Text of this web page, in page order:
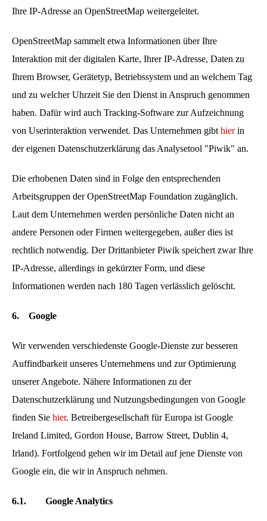
Ihre IP-Adresse an OpenStreetMap weitergeleitet.
OpenStreetMap sammelt etwa Informationen über Ihre
Interaktion mit der digitalen Karte, Ihrer IP-Adresse, Daten zu
Ihrem Browser, Gerätetyp, Betriebssystem und an welchem Tag
und zu welcher Uhrzeit Sie den Dienst in Anspruch genommen
haben. Dafür wird auch Tracking-Software zur Aufzeichnung
von Userinteraktion verwendet. Das Unternehmen gibt hier in
der eigenen Datenschutzerklärung das Analysetool "Piwik" an.
Die erhobenen Daten sind in Folge den entsprechenden
Arbeitsgruppen der OpenStreetMap Foundation zugänglich.
Laut dem Unternehmen werden persönliche Daten nicht an
andere Personen oder Firmen weitergegeben, außer dies ist
rechtlich notwendig. Der Drittanbieter Piwik speichert zwar Ihre
IP-Adresse, allerdings in gekürzter Form, und diese
Informationen werden nach 180 Tagen verlässlich gelöscht.
6. Google
Wir verwenden verschiedenste Google-Dienste zur besseren
Auffindbarkeit unseres Unternehmens und zur Optimierung
unserer Angebote. Nähere Informationen zu der
Datenschutzerklärung und Nutzungsbedingungen von Google
finden Sie hier. Betreibergesellschaft für Europa ist Google
Ireland Limited, Gordon House, Barrow Street, Dublin 4,
Irland). Fortfolgend gehen wir im Detail auf jene Dienste von
Google ein, die wir in Anspruch nehmen.
6.1. Google Analytics